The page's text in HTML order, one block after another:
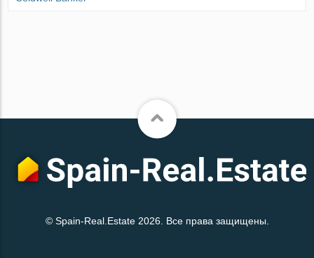
© Spain-Real.Estate 2026. Все права защищены.